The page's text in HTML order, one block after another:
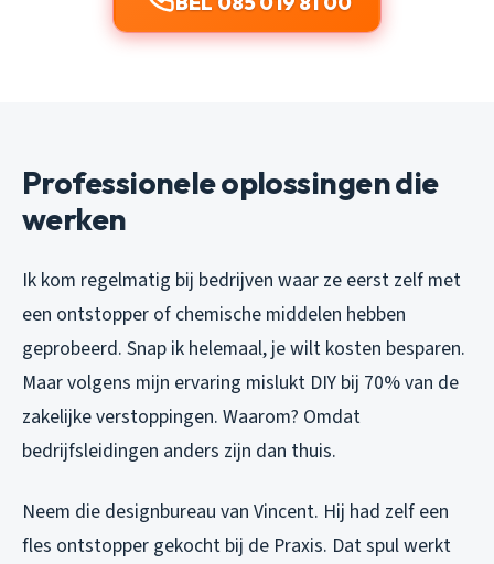
Professionele oplossingen die
werken
Ik kom regelmatig bij bedrijven waar ze eerst zelf met
een ontstopper of chemische middelen hebben
geprobeerd. Snap ik helemaal, je wilt kosten besparen.
Maar volgens mijn ervaring mislukt DIY bij 70% van de
zakelijke verstoppingen. Waarom? Omdat
bedrijfsleidingen anders zijn dan thuis.
Neem die designbureau van Vincent. Hij had zelf een
fles ontstopper gekocht bij de Praxis. Dat spul werkt